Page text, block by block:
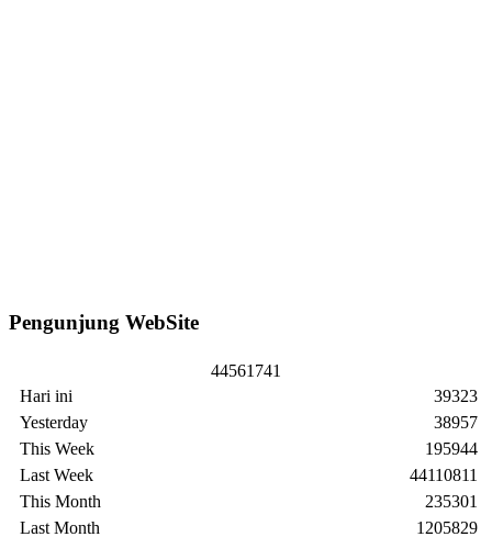
Pengunjung WebSite
44561 741
Hari ini
Yesterday
This Week
Last Week
This Month
Last Month
39323
38957
195944
44110811
235301
1205829